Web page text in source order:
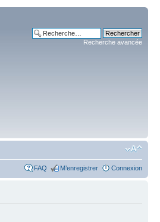
Recherche avancée
FAQ M’enregistrer Connexion